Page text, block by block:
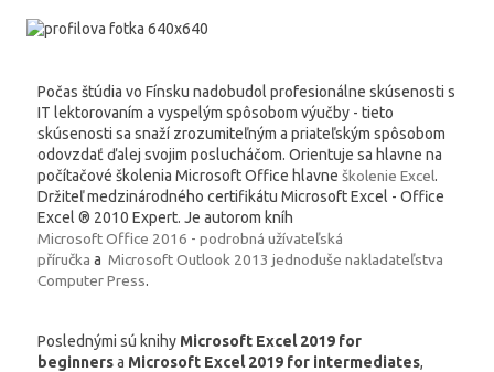
Počas štúdia vo Fínsku nadobudol profesionálne skúsenosti s
IT lektorovaním a vyspelým spôsobom výučby - tieto
skúsenosti sa snaží zrozumiteľným a priateľským spôsobom
odovzdať ďalej svojim poslucháčom. Orientuje sa hlavne na
počítačové školenia Microsoft Office hlavne školenie Excel.
Držiteľ medzinárodného certifikátu Microsoft Excel - Office
Excel ® 2010 Expert. Je autorom kníh
Microsoft Office 2016 - podrobná užívateľská
příručka a Microsoft Outlook 2013 jednoduše nakladateľstva
Computer Press.
Poslednými sú knihy Microsoft Excel 2019 for
beginnersa Microsoft Excel 2019 for intermediates,